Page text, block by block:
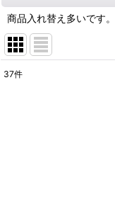
商品入れ替え多いです
サブカテゴリ
37件